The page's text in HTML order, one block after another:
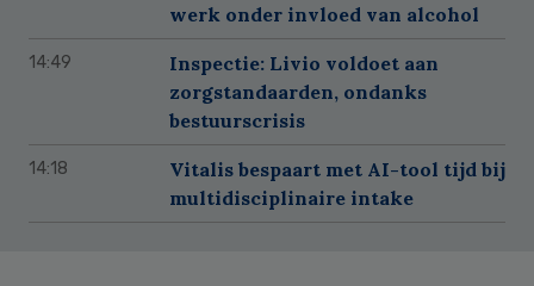
werk onder invloed van alcohol
14:49
Inspectie: Livio voldoet aan
zorgstandaarden, ondanks
bestuurscrisis
14:18
Vitalis bespaart met AI-tool tijd bij
multidisciplinaire intake